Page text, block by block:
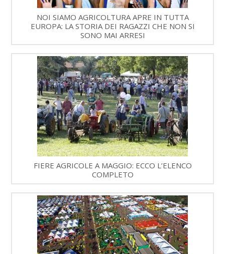
NOI SIAMO AGRICOLTURA APRE IN TUTTA
EUROPA: LA STORIA DEI RAGAZZI CHE NON SI
SONO MAI ARRESI
FIERE AGRICOLE A MAGGIO: ECCO L’ELENCO
COMPLETO